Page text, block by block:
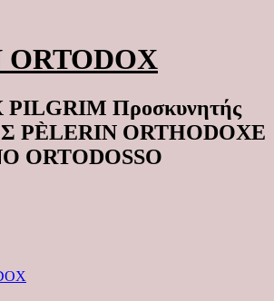
ORTODOX
PILGRIM Προσκυνητής
ORTHODOXE
ORTODOSSO